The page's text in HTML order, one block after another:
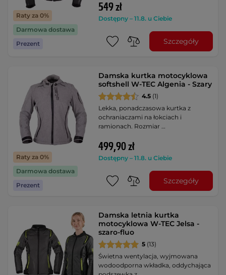
Raty za 0%
Darmowa dostawa
Prezent
549 zł
Dostępny – 11.8. u Ciebie
Szczegóły
Raty za 0%
Darmowa dostawa
Prezent
Damska kurtka motocyklowa
softshell W-TEC Algenia - Szary
4.5 (1)
Lekka, ponadczasowa kurtka z
ochraniaczami na łokciach i
ramionach. Rozmiar …
499,90 zł
Dostępny – 11.8. u Ciebie
Szczegóły
Damska letnia kurtka
motocyklowa W-TEC Jelsa -
szaro-fluo
5 (13)
Świetna wentylacja, wyjmowana
wodoodporna wkładka, oddychająca